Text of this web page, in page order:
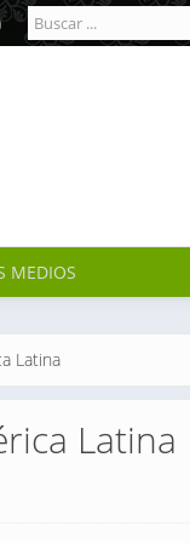
Formulario de
búsqueda
MEDIOS
Latina
Latina